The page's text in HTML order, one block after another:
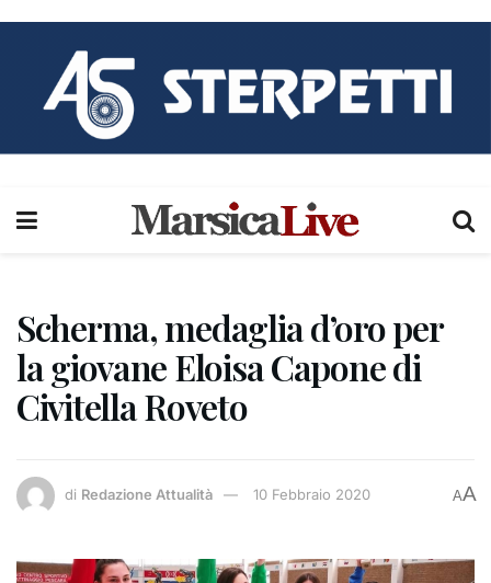
Scherma, medaglia d’oro per
la giovane Eloisa Capone di
Civitella Roveto
di Redazione Attualità 10 Febbraio 2020 AA